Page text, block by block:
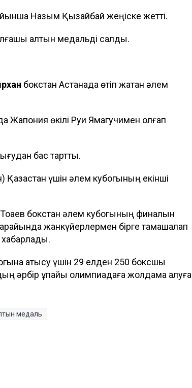
Назым Қызайбай жеңіске жетті.
алтын медальді салды.
бокстан Астанада өтіп жатқан әлем
Жапония өкілі Руи Ямагучимен қолғап
бас тартты.
үшін әлем кубогының екінші
бокстан әлем кубогының финалын
жанкүйерлермен бірге тамашалап
хабарлады.
қатысу үшін 29 елден 250 боксшы
әрбір ұпайы олимпиадаға жолдама алуға
медаль